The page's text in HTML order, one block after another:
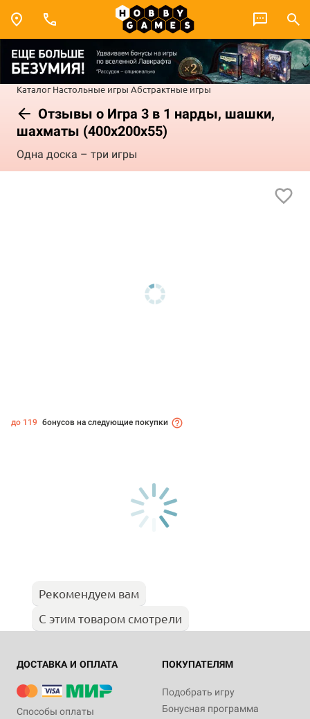
Каталог Настольные игры Абстрактные игры
Отзывы о Игра 3 в 1 нарды, шашки,
шахматы (400x200x55)
Одна доска – три игры
до 119 бонусов на следующие покупки
Рекомендуем вам
С этим товаром смотрели
ДОСТАВКА И ОПЛАТА
Способы оплаты
ПОКУПАТЕЛЯМ
Подобрать игру
Бонусная программа